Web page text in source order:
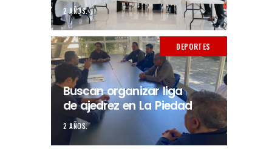
2 AÑOS.
DEPORTES
Buscan organizar liga
de ajedrez en La Piedad
2 AÑOS.